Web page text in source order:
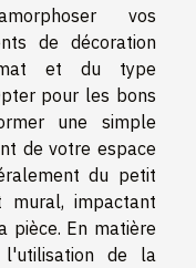
vos
de décoration
et du type
pour les bons
une simple
de votre espace
du petit
impactant
pièce. En matière
de la